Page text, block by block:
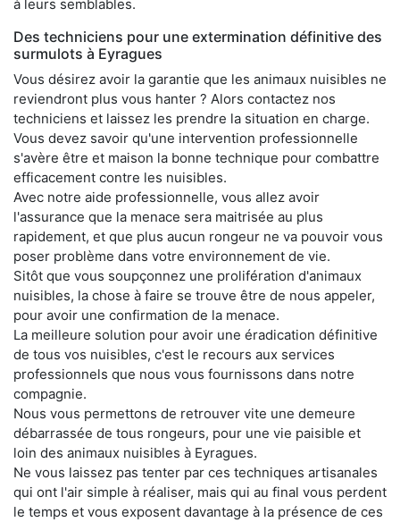
à leurs semblables.
Des techniciens pour une extermination définitive des
surmulots à Eyragues
Vous désirez avoir la garantie que les animaux nuisibles ne
reviendront plus vous hanter ? Alors contactez nos
techniciens et laissez les prendre la situation en charge.
Vous devez savoir qu'une intervention professionnelle
s'avère être et maison la bonne technique pour combattre
efficacement contre les nuisibles.
Avec notre aide professionnelle, vous allez avoir
l'assurance que la menace sera maitrisée au plus
rapidement, et que plus aucun rongeur ne va pouvoir vous
poser problème dans votre environnement de vie.
Sitôt que vous soupçonnez une prolifération d'animaux
nuisibles, la chose à faire se trouve être de nous appeler,
pour avoir une confirmation de la menace.
La meilleure solution pour avoir une éradication définitive
de tous vos nuisibles, c'est le recours aux services
professionnels que nous vous fournissons dans notre
compagnie.
Nous vous permettons de retrouver vite une demeure
débarrassée de tous rongeurs, pour une vie paisible et
loin des animaux nuisibles à Eyragues.
Ne vous laissez pas tenter par ces techniques artisanales
qui ont l'air simple à réaliser, mais qui au final vous perdent
le temps et vous exposent davantage à la présence de ces